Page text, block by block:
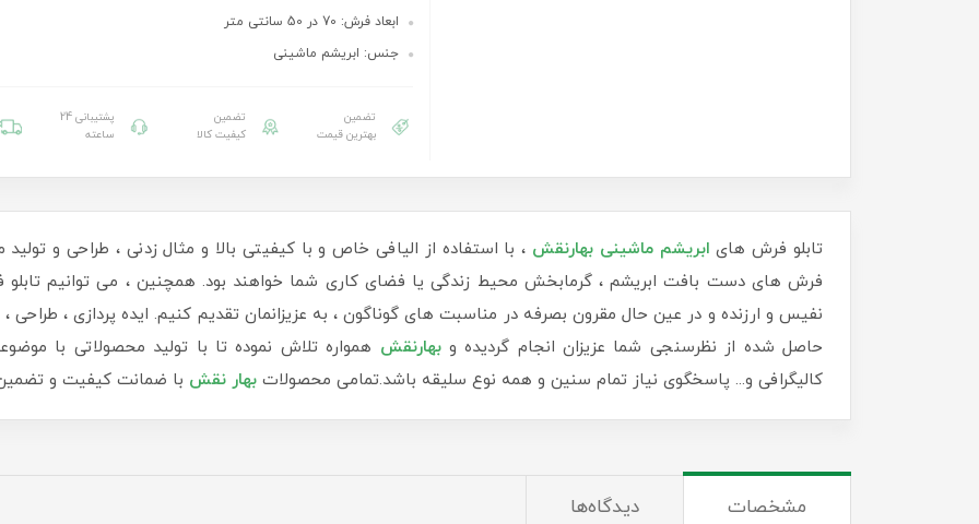
ابعاد فرش: 70 در 50 سانتی متر
جنس: ابریشم ماشینی
تضمین
بهترین قیمت
تضمین
کیفیت کالا
پشتیبانی 24
ساعته
تابلو فرش های ابریشم ماشینی بهارنقش ، با استفاده از الیافی خاص و با کیفیتی بالا و مثال زدنی ، طراحی و تولید
فرش های دست بافت ابریشم ، گرمابخش محیط زندگی یا فضای کاری شما خواهند بود. همچنین ، می توانیم
نفیس و ارزنده و در عین حال مقرون بصرفه در مناسبت های گوناگون ، به عزیزانمان تقدیم کنیم. ایده پردازی ، طراحی
حاصل شده از نظرسنجی شما عزیزان انجام گردیده وبهارنقش همواره تلاش نموده تا با تولید محصولاتی با
کالیگرافی و... پاسخگوی نیاز تمام سنین و همه نوع سلیقه باشد.تمامی محصولات بهار نقش با ضمانت کیفیت و
مشخصات دیدگاه‌ها